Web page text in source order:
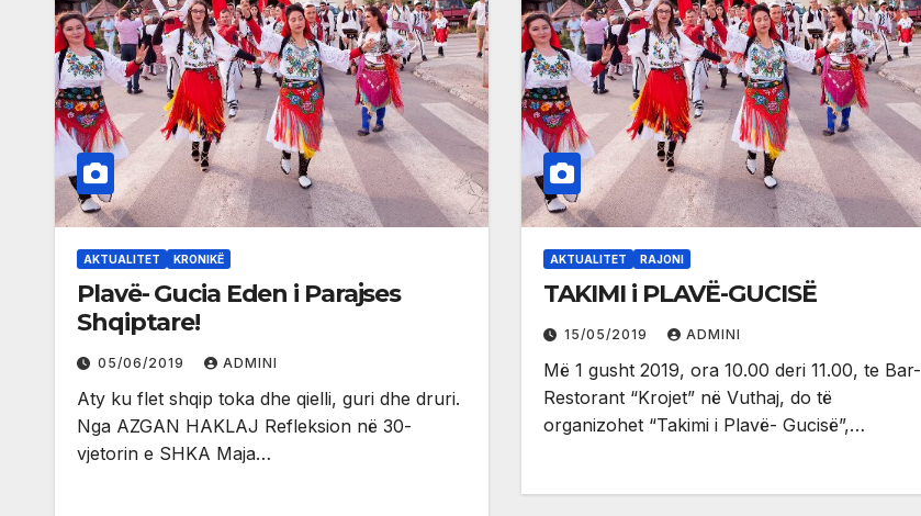
AKTUALITET KRONIKË
Plavë- Gucia Eden i Parajses
Shqiptare!
05/06/2019 ADMINI
Aty ku flet shqip toka dhe qielli, guri dhe druri.
Nga AZGAN HAKLAJ Refleksion në 30-
vjetorin e SHKA Maja…
AKTUALITET RAJONI
TAKIMI i PLAVË-GUCISË
15/05/2019 ADMINI
Më 1 gusht 2019, ora 10.00 deri 11.00, te Bar-
Restorant “Krojet” në Vuthaj, do të
organizohet “Takimi i Plavë- Gucisë”,…